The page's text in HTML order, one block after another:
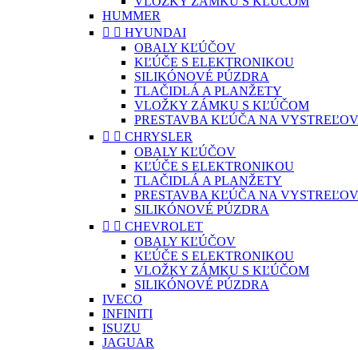
HUMMER
  HYUNDAI
OBALY KĽÚČOV
KĽÚČE S ELEKTRONIKOU
SILIKÓNOVÉ PÚZDRA
TLAČIDLÁ A PLANŽETY
VLOŽKY ZÁMKU S KĽÚČOM
PRESTAVBA KĽÚČA NA
  CHRYSLER
OBALY KĽÚČOV
KĽÚČE S ELEKTRONIKOU
TLAČIDLÁ A PLANŽETY
PRESTAVBA KĽÚČA NA
SILIKÓNOVÉ PÚZDRA
  CHEVROLET
OBALY KĽÚČOV
KĽÚČE S ELEKTRONIKOU
VLOŽKY ZÁMKU S KĽÚČOM
SILIKÓNOVÉ PÚZDRA
IVECO
INFINITI
ISUZU
JAGUAR